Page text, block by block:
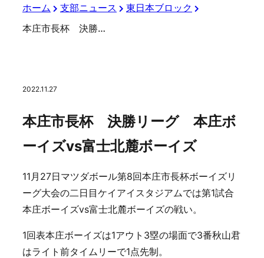
ホーム 支部ニュース
東日本ブロック
本庄市長杯 決勝リーグ 本庄ボーイズvs富士北麓ボーイズ
2022.11.27
本庄市長杯 決勝リーグ 本庄ボ
ーイズvs富士北麓ボーイズ
11月27日マツダボール第8回本庄市長杯ボーイズリ
ーグ大会の二日目ケイアイスタジアムでは第1試合
本庄ボーイズvs富士北麓ボーイズの戦い。
1回表本庄ボーイズは1アウト3塁の場面で3番秋山君
はライト前タイムリーで1点先制。